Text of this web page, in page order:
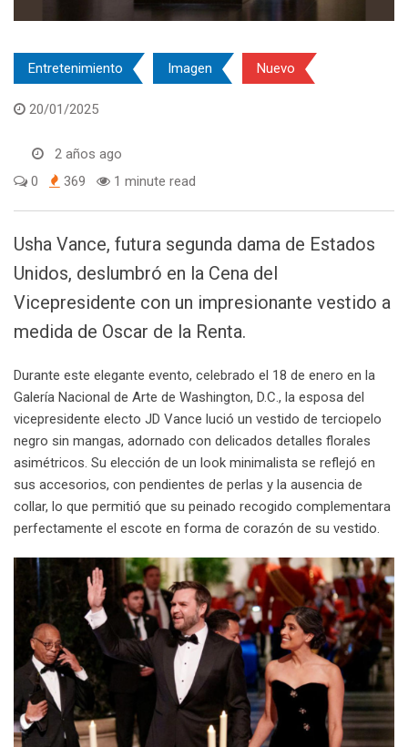
Entretenimiento Imagen Nuevo
20/01/2025
2 años ago
0
369 1 minute read
Usha Vance, futura segunda dama de Estados
Unidos, deslumbró en la Cena del
Vicepresidente con un impresionante vestido a
medida de Oscar de la Renta.
Durante este elegante evento, celebrado el 18 de enero en la
Galería Nacional de Arte de Washington, D.C., la esposa del
vicepresidente electo JD Vance lució un vestido de terciopelo
negro sin mangas, adornado con delicados detalles florales
asimétricos. Su elección de un look minimalista se reflejó en
sus accesorios, con pendientes de perlas y la ausencia de
collar, lo que permitió que su peinado recogido complementara
perfectamente el escote en forma de corazón de su vestido.